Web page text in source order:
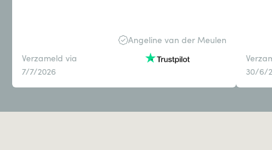
Angeline van der Meulen
Verzameld via
7/7/2026
30/6/